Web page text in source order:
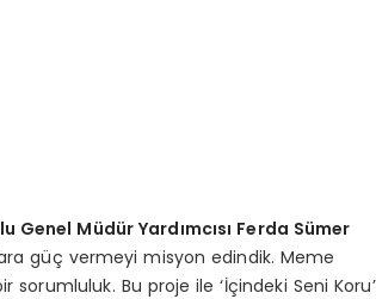
Müdür Yardımcısı Ferda Sümer
güç vermeyi misyon edindik. Meme
Bu proje ile ‘İçindeki Seni Koru’